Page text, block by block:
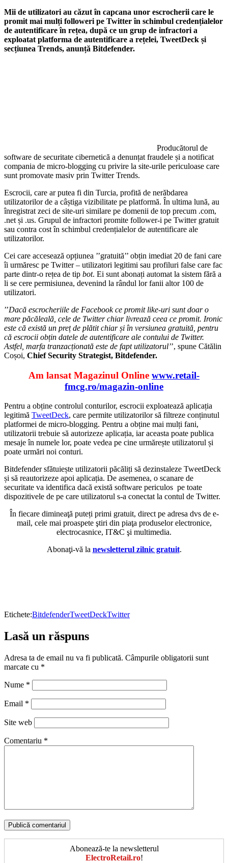
Mii de utilizatori au căzut în capcana unor escrocherii care le
promit mai mulți followeri pe Twitter în schimbul credențialelor
de autentificare în rețea, după ce un grup de infractori a
exploatat platforma de autentificare a rețelei, TweetDeck și
secțiunea Trends, anunță Bitdefender.
Producătorul de
software de securitate cibernetică a denunțat fraudele și a notificat
compania de micro-blogging cu privire la site-urile periculoase care
sunt promovate masiv prin Twitter Trends.
Escrocii, care ar putea fi din Turcia, profită de nerăbdarea
utilizatorilor de a câștiga vizibilitate pe platformă. În ultima lună, au
înregistrat zeci de site-uri similare pe domenii de top precum .com,
.net și .us. Grupul de infractori promite follower-i pe Twitter gratuit
sau contra cost în schimbul credențialelor de autentificare ale
utilizatorilor.
Cei care accesează opțiunea ’’gratuită’’ obțin imediat 20 de fani care
îi urmăresc pe Twitter – utilizatori legitimi sau profiluri false care fac
parte dintr-o rețea de tip bot. Ei sunt abonați automat la sistem fără a
li se cere permisiunea, devenind la rândul lor fanii altor 100 de
utilizatori.
’’Dacă escrocheriile de Facebook ce promit like-uri sunt doar o
mare păcăleală, cele de Twitter chiar livrează ceea ce promit. Ironic
este că există un preț de plătit chiar și în versiunea gratuită, pentru
că escrocii obțin datele de autentificare ale contului de Twitter.
Astfel, marfa tranzacționată este de fapt utilizatorul’’, spune Cătălin
Coșoi, Chief Security Strategist, Bitdefender.
Am lansat Magazinul Online www.retail-
fmcg.ro/magazin-online
Pentru a obține controlul conturilor, escrocii exploatează aplicația
legitimă TweetDeck, care permite utilizatorilor să filtreze conținutul
platformei de micro-blogging. Pentru a obține mai mulți fani,
utilizatorii trebuie să autorizeze aplicația, iar aceasta poate publica
mesaje în numele lor, poate vedea pe cine urmărește utilizatorul și
poate urmări noi conturi.
Bitdefender sfătuiește utilizatorii păcăliți să dezinstaleze TweetDeck
și să reautorizeze apoi aplicația. De asemenea, o scanare de
securitate va identifica dacă există software periculos pe toate
dispozitivele de pe care utilizatorul s-a conectat la contul de Twitter.
În fiecare dimineaţă puteți primi gratuit, direct pe adresa dvs de e-
mail, cele mai proaspete ştiri din piaţa produselor electronice,
electrocasnice, IT&C şi multimedia.
Abonaţi-vă la newsletterul zilnic gratuit.
Etichete:BitdefenderTweetDeckTwitter
Lasă un răspuns
Adresa ta de email nu va fi publicată. Câmpurile obligatorii sunt
marcate cu *
Nume *
Email *
Site web
Comentariu *
Abonează-te la newsletterul
ElectroRetail.ro!